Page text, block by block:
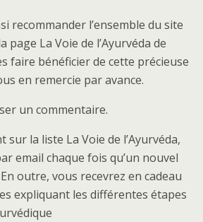
recommander l’ensemble du site
page La Voie de l’Ayurvéda de
faire bénéficier de cette précieuse
en remercie par avance.
un commentaire.
sur la liste La Voie de l’Ayurvéda,
email chaque fois qu’un nouvel
outre, vous recevrez en cadeau
expliquant les différentes étapes